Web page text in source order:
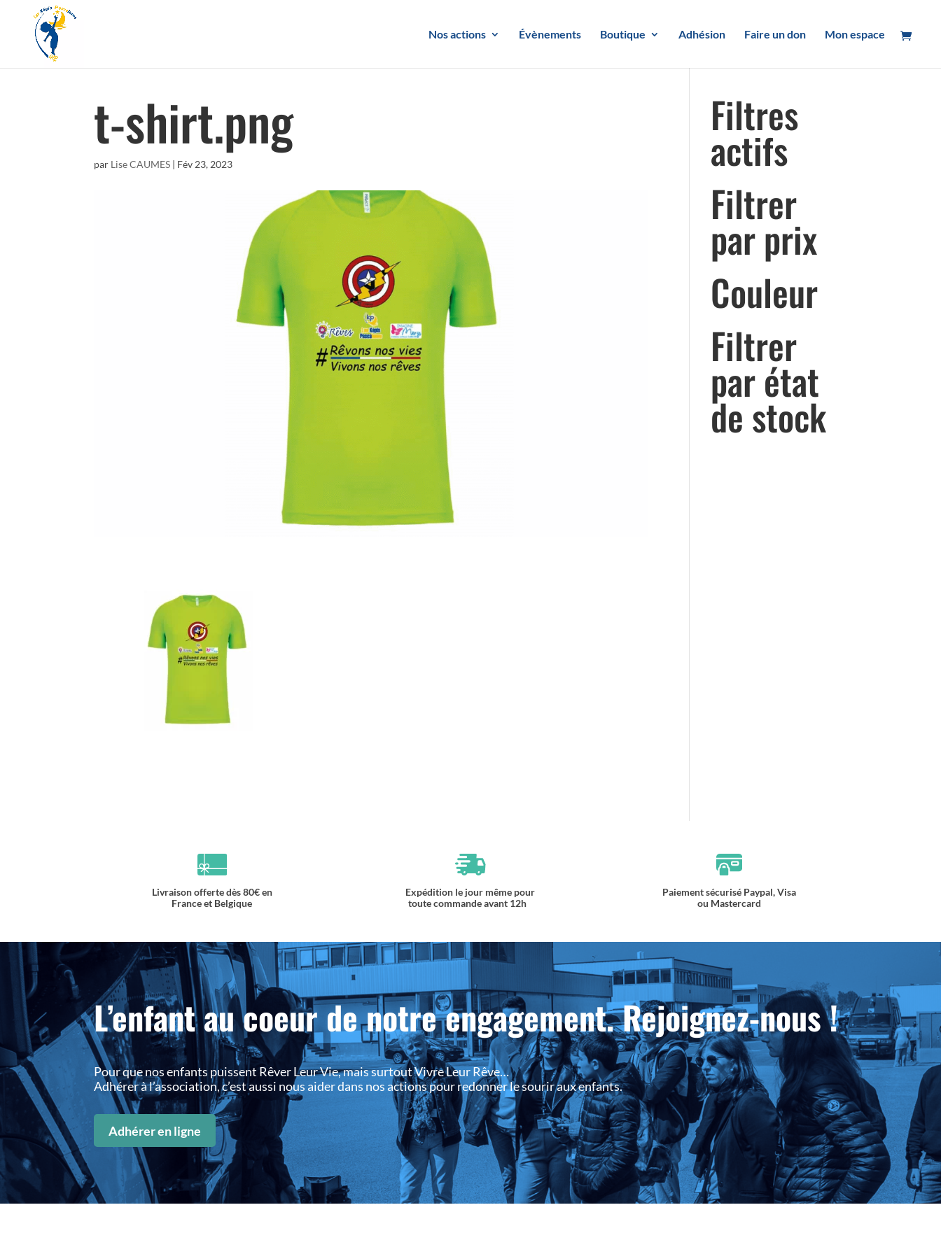
Nos actions Évènements Boutique Adhésion Faire un don Mon espace
t-shirt.png
par Lise CAUMES | Fév 23, 2023
Filtres
actifs
Filtrer
par prix
Couleur
Filtrer
par état
de stock
Livraison offerte dès 80€ en
France et Belgique
Expédition le jour même pour
toute commande avant 12h
Paiement sécurisé Paypal, Visa
ou Mastercard
L’enfant au coeur de notre engagement. Rejoignez-nous !
Pour que nos enfants puissent Rêver Leur Vie, mais surtout Vivre Leur Rêve…
Adhérer à l’association, c’est aussi nous aider dans nos actions pour redonner le sourir aux enfants.
Adhérer en ligne